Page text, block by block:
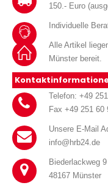
150.- Euro
Individuelle
Alle Artikel
Münster bereit.
Telefon: +49
Fax +49 251 60
Unsere E-Mail
info@hrb24.de
Biederlackweg 9
48167 Münster